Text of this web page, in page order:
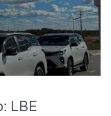
LBE